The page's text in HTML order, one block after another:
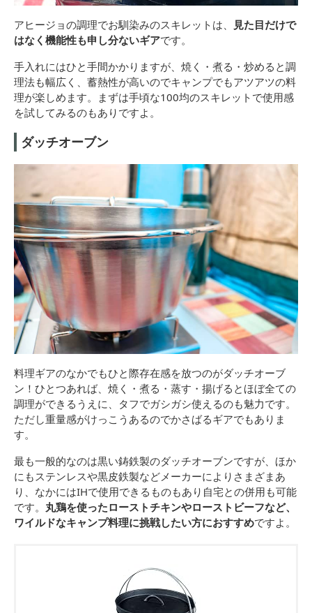
アヒージョの調理でお馴染みのスキレットは、 見た目だけで
はなく機能性も申し分ないギアです。
手入れにはひと手間かかりますが、焼く・煮る・炒めると調
理法も幅広く、蓄熱性が高いのでキャンプでもアツアツの料
理が楽しめます。まずは手頃な100均のスキレットで使用感
を試してみるのもありですよ。
ダッチオーブン
料理ギアのなかでもひと際存在感を放つのがダッチオーブ
ン！ひとつあれば、焼く・煮る・蒸す・揚げるとほぼ全ての
調理ができるうえに、タフでガシガシ使えるのも魅力です。
ただし重量感がけっこうあるのでかさばるギアでもありま
す。
最も一般的なのは黒い鋳鉄製のダッチオーブンですが、ほか
にもステンレスや黒皮鉄製などメーカーによりさまざまあ
り、なかにはIHで使用できるものもあり自宅との併用も可能
です。 丸鶏を使ったローストチキンやローストビーフなど、
ワイルドなキャンプ料理に挑戦したい方におすすめですよ。